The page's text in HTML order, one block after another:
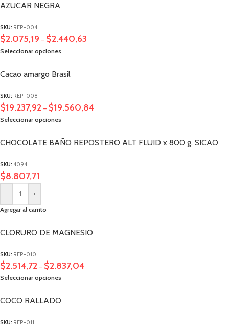
AZUCAR NEGRA
SKU: REP-004
$2.075,19 – $2.440,63
Seleccionar opciones
Cacao amargo Brasil
SKU: REP-008
$19.237,92 – $19.560,84
Seleccionar opciones
CHOCOLATE BAÑO REPOSTERO ALT FLUID x 800 g. SICAO
SKU: 4094
$8.807,71
- +
Agregar al carrito
CLORURO DE MAGNESIO
SKU: REP-010
$2.514,72 – $2.837,04
Seleccionar opciones
COCO RALLADO
SKU: REP-011